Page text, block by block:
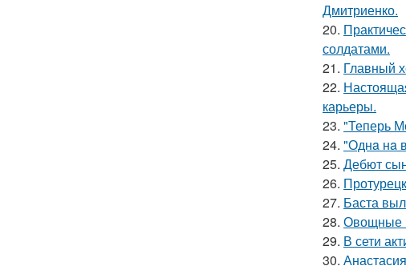
Дмитриенко.
20.
солдатами.
21. Главный
22.
карьеры.
23. "Теперь
24. "Однa нa
25. Дебют
26.
27. Баста
28. Овощные
29. В сети
30.